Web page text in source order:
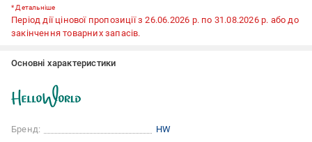
*Детальніше
Період дії цінової пропозиції з 26.06.2026 р. по 31.08.2026 р. або до
закінчення товарних запасів.
Основні характеристики
Бренд:
HW